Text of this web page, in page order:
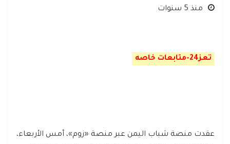
منذ 5 سنوات
تعز24-متابعات خاصه
عقدت منصة شباب اليمن عبر منصة «زوم»، أمس الأربعاء،